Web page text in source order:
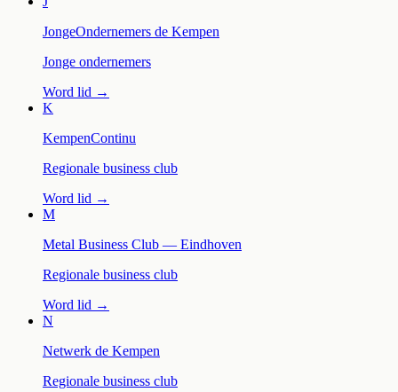
JongeOndernemers de Kempen
Jonge ondernemers
Word lid →
K
KempenContinu
Regionale business club
Word lid →
M
Metal Business Club — Eindhoven
Regionale business club
Word lid →
N
Netwerk de Kempen
Regionale business club